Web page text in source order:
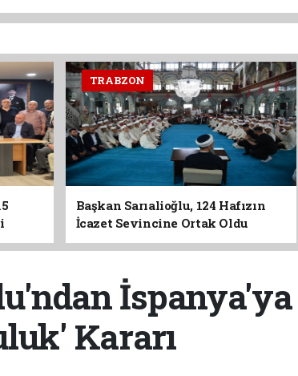
TRABZON
Başkan Sarıalioğlu, 124 Hafızın
İcazet Sevincine Ortak Oldu
Kararı